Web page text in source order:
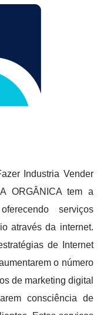
Industria Vender
ORGÂNICA tem a
serviços
através da internet.
de Internet
o número
de marketing digital
consciência de